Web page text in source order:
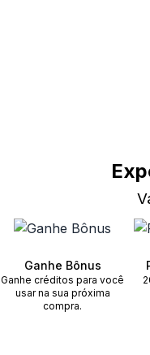
Ganhe Bônus
Ganhe créditos para você
usar na sua próxima
compra.